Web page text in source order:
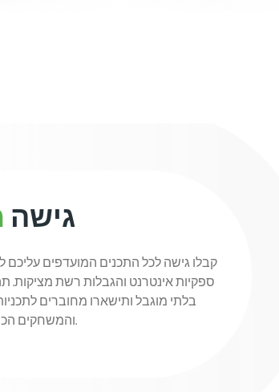
גישה
קבלו גישה לכל התכנים המועדפים
ספקיות אינטרנט והגבלות רשת מציקות.
בלתי מוגבל ותישארו מחוברים
והמשחקים הכי טובים בעולם.